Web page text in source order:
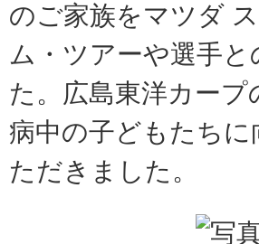
のご家族をマツダ
ム・ツアーや選手
た。広島東洋カー
病中の子どもたち
ただきました。